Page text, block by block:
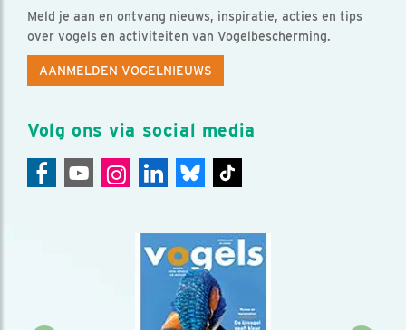
Meld je aan en ontvang nieuws, inspiratie, acties en tips
over vogels en activiteiten van Vogelbescherming.
AANMELDEN VOGELNIEUWS
Volg ons via social media